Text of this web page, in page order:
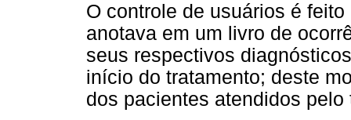
O controle de usuários é
anotava em um livro de
seus respectivos
início do tratamento; deste
dos pacientes atendidos pelo